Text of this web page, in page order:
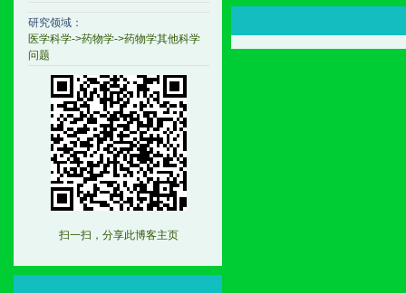
研究领域：
医学科学->药物学->药物学其他科学
问题
扫一扫，分享此博客主页